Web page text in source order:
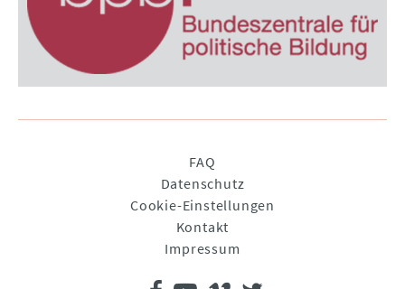
FAQ
Datenschutz
Cookie-Einstellungen
Kontakt
Impressum